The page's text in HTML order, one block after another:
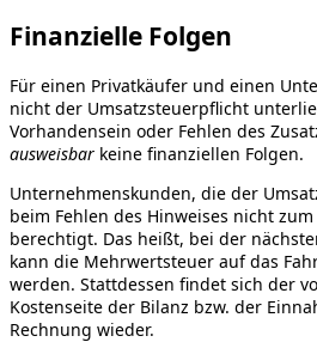
Finanzielle Folgen
Für einen Privatkäufer und einen
nicht der Umsatzsteuerpflicht
Vorhandensein oder Fehlen des
ausweisbar keine finanziellen Folgen.
Unternehmenskunden, die der
beim Fehlen des Hinweises nicht
berechtigt. Das heißt, bei der
kann die Mehrwertsteuer auf das
werden. Stattdessen findet sich der
Kostenseite der Bilanz bzw. der
Rechnung wieder.